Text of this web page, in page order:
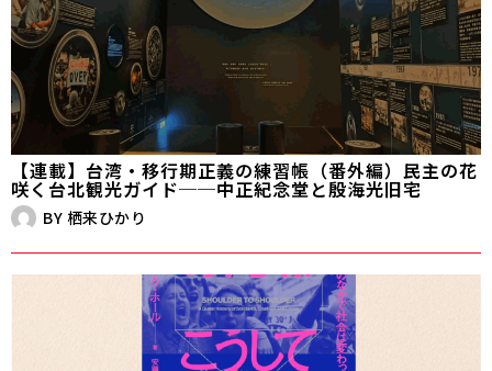
【連載】台湾・移行期正義の練習帳（番外編）民主の花
咲く台北観光ガイド──中正紀念堂と殷海光旧宅
BY 栖来ひかり